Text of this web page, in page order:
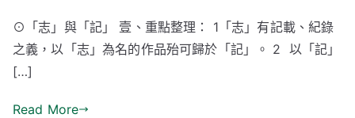
⊙「志」與「記」 壹、重點整理： 1「志」有記載、紀錄
之義，以「志」為名的作品殆可歸於「記」。 2 以「記」
[…]
Read More